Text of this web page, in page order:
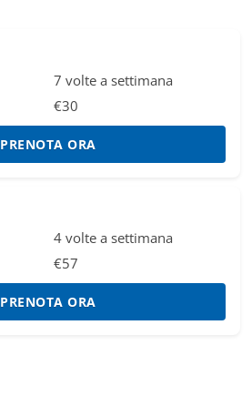
7 volte a settimana
€30
PRENOTA ORA
4 volte a settimana
€57
PRENOTA ORA